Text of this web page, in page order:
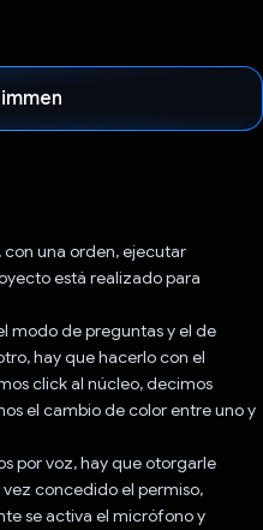
con una orden, ejecutar
está realizado para
modo de preguntas y el de
hay que hacerlo con el
click al núcleo, decimos
el cambio de color entre uno y
por voz, hay que otorgarle
concedido el permiso,
se activa el micrófono y